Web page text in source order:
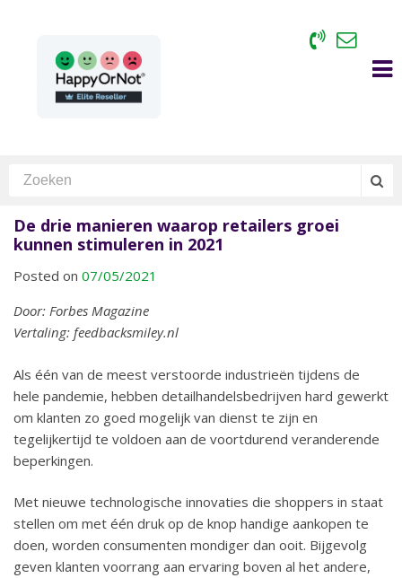
De drie manieren waarop retailers groei
kunnen stimuleren in 2021
Posted on 07/05/2021
Door: Forbes Magazine
Vertaling: feedbacksmiley.nl
Als één van de meest verstoorde industrieën tijdens de
hele pandemie, hebben detailhandelsbedrijven hard gewerkt
om klanten zo goed mogelijk van dienst te zijn en
tegelijkertijd te voldoen aan de voortdurend veranderende
beperkingen.
Met nieuwe technologische innovaties die shoppers in staat
stellen om met één druk op de knop handige aankopen te
doen, worden consumenten mondiger dan ooit. Bijgevolg
geven klanten voorrang aan ervaring boven al het andere,